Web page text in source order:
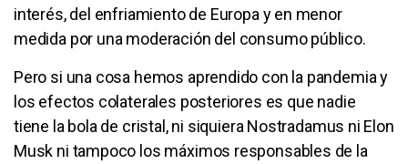
interés, del enfriamiento de Europa y en menor
medida por una moderación del consumo público.
Pero si una cosa hemos aprendido con la pandemia y
los efectos colaterales posteriores es que nadie
tiene la bola de cristal, ni siquiera Nostradamus ni Elon
Musk ni tampoco los máximos responsables de la